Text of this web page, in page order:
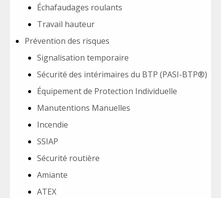
Échafaudages roulants
Travail hauteur
Prévention des risques
Signalisation temporaire
Sécurité des intérimaires du BTP (PASI-BTP®)
Équipement de Protection Individuelle
Manutentions Manuelles
Incendie
SSIAP
Sécurité routière
Amiante
ATEX